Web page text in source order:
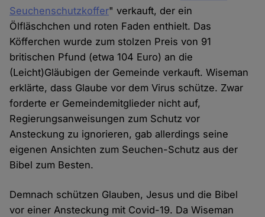
Seuchenschutzkoffer" verkauft, der ein
Ölfläschchen und roten Faden enthielt. Das
Köfferchen wurde zum stolzen Preis von 91
britischen Pfund (etwa 104 Euro) an die
(Leicht)Gläubigen der Gemeinde verkauft. Wiseman
erklärte, dass Glaube vor dem Virus schütze. Zwar
forderte er Gemeindemitglieder nicht auf,
Regierungsanweisungen zum Schutz vor
Ansteckung zu ignorieren, gab allerdings seine
eigenen Ansichten zum Seuchen-Schutz aus der
Bibel zum Besten.
Demnach schützen Glauben, Jesus und die Bibel
vor einer Ansteckung mit Covid-19. Da Wiseman